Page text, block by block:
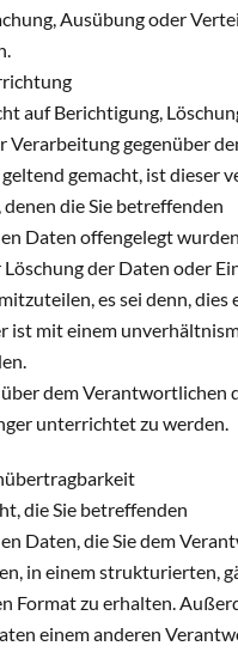
Ausübung oder
auf Berichtigung,
Verarbeitung gegenüber
gemacht, ist dieser
die Sie betreffenden
Daten offengelegt
der Daten oder
es sei denn, dies
ist mit einem
dem Verantwortlichen
unterrichtet zu werden.
die Sie betreffenden
Daten, die Sie dem
in einem strukturierten,
Format zu erhalten.
einem anderen